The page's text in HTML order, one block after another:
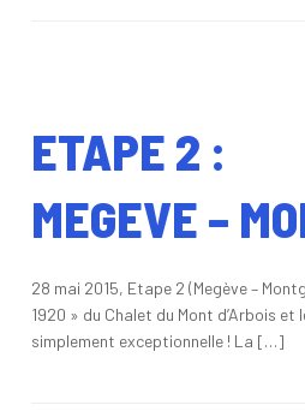
ETAPE 2 :
MEGEVE –
28 mai 2015, Etape 2 (Megève –
1920 » du Chalet du Mont d’Arbois
simplement exceptionnelle ! La […]